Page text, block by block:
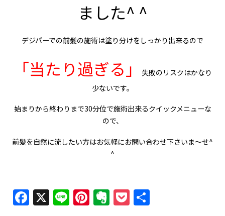
ました^ ^
デジパーでの前髪の施術は塗り分けをしっかり出来るので
「当たり過ぎる」
失敗のリスクはかなり
少ないです。
始まりから終わりまで30分位で施術出来るクイックメニューな
ので、
前髪を自然に流したい方はお気軽にお問い合わせ下さいま～せ^
^
Facebook
X LinePinterest
Evernote
Pocket